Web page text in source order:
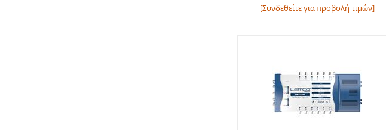
[Συνδεθείτε για προβολή τιμών]